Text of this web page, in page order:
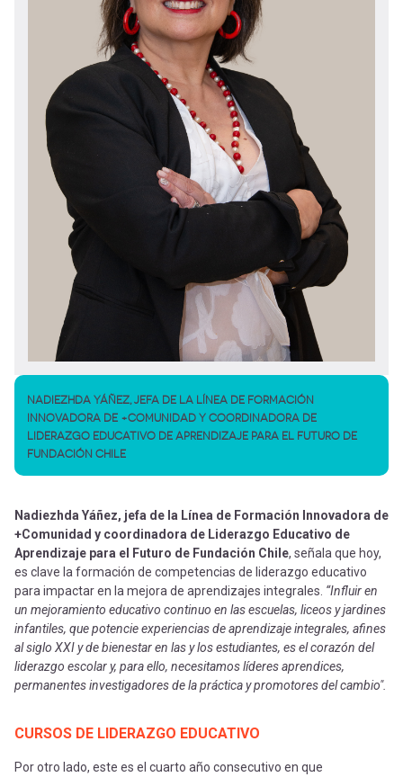
NADIEZHDA YÁÑEZ, JEFA DE LA LÍNEA DE FORMACIÓN
INNOVADORA DE +COMUNIDAD Y COORDINADORA DE
LIDERAZGO EDUCATIVO DE APRENDIZAJE PARA EL FUTURO DE
FUNDACIÓN CHILE
Nadiezhda Yáñez, jefa de la Línea de Formación Innovadora de
+Comunidad y coordinadora de Liderazgo Educativo de
Aprendizaje para el Futuro de Fundación Chile, señala que hoy,
es clave la formación de competencias de liderazgo educativo
para impactar en la mejora de aprendizajes integrales. “Influir en
un mejoramiento educativo continuo en las escuelas, liceos y jardines
infantiles, que potencie experiencias de aprendizaje integrales, afines
al siglo XXI y de bienestar en las y los estudiantes, es el corazón del
liderazgo escolar y, para ello, necesitamos líderes aprendices,
permanentes investigadores de la práctica y promotores del cambio".
CURSOS DE LIDERAZGO EDUCATIVO
Por otro lado, este es el cuarto año consecutivo en que